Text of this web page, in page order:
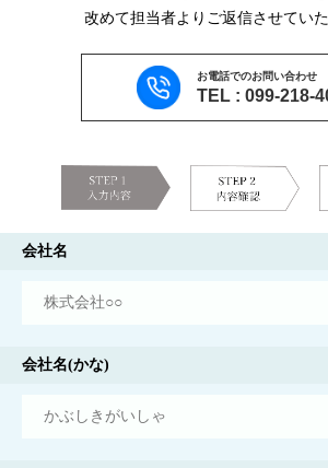
改めて担当者よりご返信させていた
お電話でのお問い合わせ
TEL : 099-218-
会社名
会社名(かな)